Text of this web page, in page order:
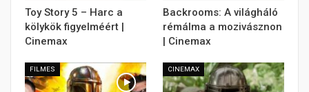
Toy Story 5 – Harc a
kölykök figyelméért |
Cinemax
Backrooms: A világháló
rémálma a mozivásznon
| Cinemax
FILMES CINEMAX